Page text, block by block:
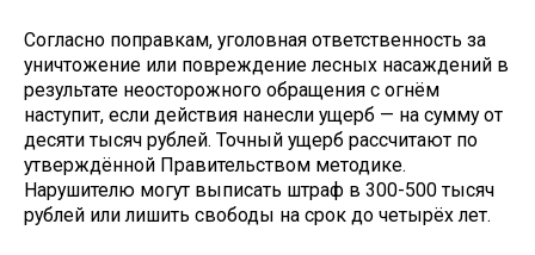
Согласно поправкам, уголовная ответственность за
уничтожение или повреждение лесных насаждений в
результате неосторожного обращения с огнём
наступит, если действия нанесли ущерб — на сумму от
десяти тысяч рублей. Точный ущерб рассчитают по
утверждённой Правительством методике.
Нарушителю могут выписать штраф в 300-500 тысяч
рублей или лишить свободы на срок до четырёх лет.